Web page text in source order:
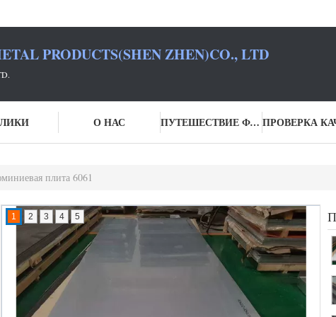
PRODUCTS(SHEN ZHEN)CO., LTD
О НАС ПУТЕШЕСТВИЕ ФАБРИКИ
плита 6061
1 2 3 4 5